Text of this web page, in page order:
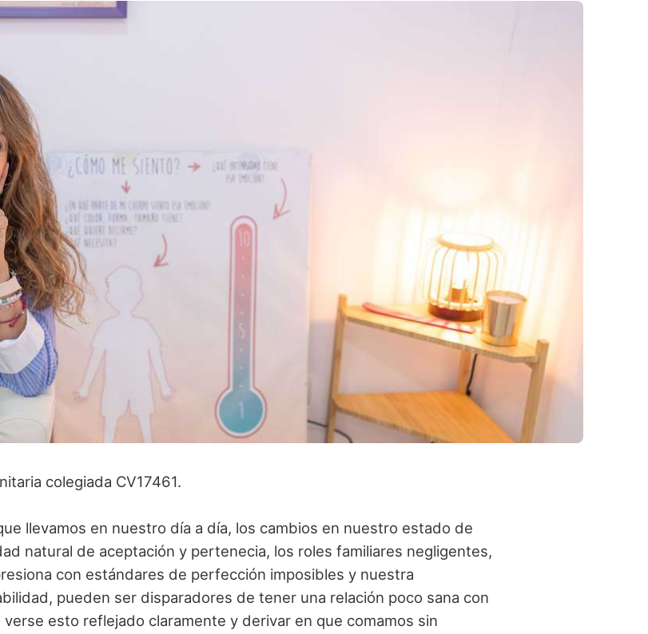
colegiada CV17461.
llevamos en nuestro día a día, los cambios en nuestro estado de
natural de aceptación y pertenecia, los roles familiares negligentes,
con estándares de perfección imposibles y nuestra
pueden ser disparadores de tener una relación poco sana con
esto reflejado claramente y derivar en que comamos sin